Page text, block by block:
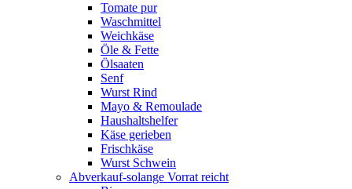
Tomate pur
Waschmittel
Weichkäse
Öle & Fette
Ölsaaten
Senf
Wurst Rind
Mayo & Remoulade
Haushaltshelfer
Käse gerieben
Frischkäse
Wurst Schwein
Abverkauf-solange Vorrat reicht